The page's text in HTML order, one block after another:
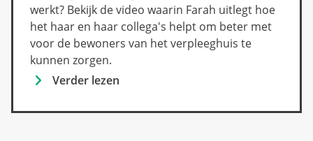
werkt? Bekijk de video waarin Farah uitlegt hoe
het haar en haar collega's helpt om beter met
voor de bewoners van het verpleeghuis te
kunnen zorgen.
Verder lezen